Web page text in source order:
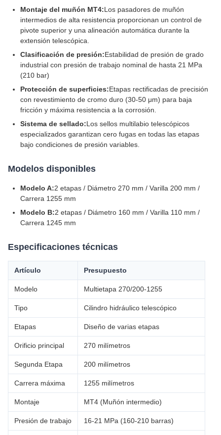
Montaje del muñón MT4:Los pasadores de muñón
intermedios de alta resistencia proporcionan un control de
pivote superior y una alineación automática durante la
extensión telescópica.
Clasificación de presión:Estabilidad de presión de grado
industrial con presión de trabajo nominal de hasta 21 MPa
(210 bar)
Protección de superficies:Etapas rectificadas de precisión
con revestimiento de cromo duro (30-50 μm) para baja
fricción y máxima resistencia a la corrosión.
Sistema de sellado:Los sellos multilabio telescópicos
especializados garantizan cero fugas en todas las etapas
bajo condiciones de presión variables.
Modelos disponibles
Modelo A:2 etapas / Diámetro 270 mm / Varilla 200 mm /
Carrera 1255 mm
Modelo B:2 etapas / Diámetro 160 mm / Varilla 110 mm /
Carrera 1245 mm
Especificaciones técnicas
Artículo Presupuesto
Modelo Multietapa 270/200-1255
Tipo Cilindro hidráulico telescópico
Etapas Diseño de varias etapas
Orificio principal 270 milímetros
Segunda Etapa 200 milímetros
Carrera máxima 1255 milímetros
Montaje MT4 (Muñón intermedio)
Presión de trabajo 16-21 MPa (160-210 barras)